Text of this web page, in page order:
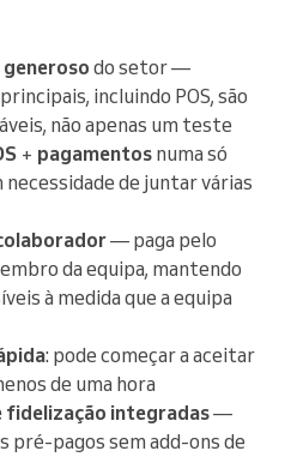
generosodo setor —
incluindo POS, são
não apenas um teste
+ pagamentos numa só
de juntar várias
— paga pelo
da equipa, mantendo
à medida que a equipa
: pode começar a aceitar
de uma hora
fidelização integradas—
pré-pagos sem add-ons de